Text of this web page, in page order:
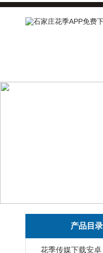
产品目录
花季传媒下载安卓